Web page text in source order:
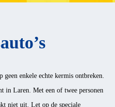
geen enkele echte kermis ontbreken.
in Laren. Met een of twee personen
niet uit. Let op de speciale